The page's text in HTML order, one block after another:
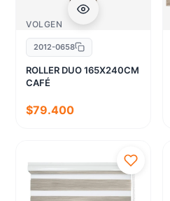
VOLGEN
2012-0658
ROLLER DUO 165X240CM
CAFÉ
$79.400